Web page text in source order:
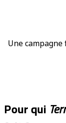
Une
Pour qui